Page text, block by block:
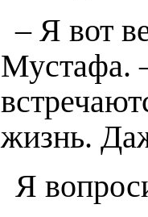
– Я вот
Мустафа.
жизнь.
Я